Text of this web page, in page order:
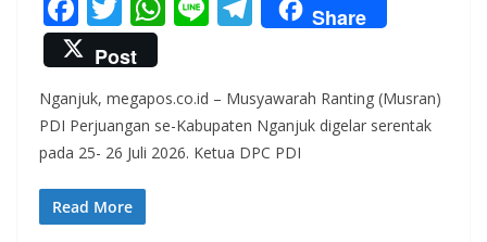
ac
e
b
o
o
k
w
itt
er s
A
el
gr
a
Share
Post
Nganjuk, megapos.co.id – Musyawarah Ranting (Musran)
PDI Perjuangan se-Kabupaten Nganjuk digelar serentak
pada 25- 26 Juli 2026. Ketua DPC PDI
Read More